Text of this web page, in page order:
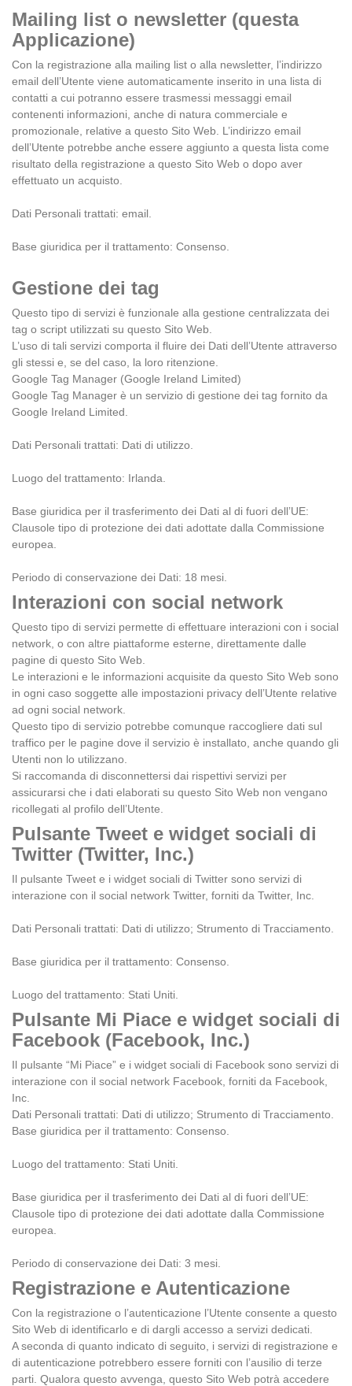
Mailing list o newsletter (questa
Applicazione)
Con la registrazione alla mailing list o alla newsletter, l’indirizzo
email dell’Utente viene automaticamente inserito in una lista di
contatti a cui potranno essere trasmessi messaggi email
contenenti informazioni, anche di natura commerciale e
promozionale, relative a questo Sito Web. L’indirizzo email
dell’Utente potrebbe anche essere aggiunto a questa lista come
risultato della registrazione a questo Sito Web o dopo aver
effettuato un acquisto.
Dati Personali trattati: email.
Base giuridica per il trattamento: Consenso.
Gestione dei tag
Questo tipo di servizi è funzionale alla gestione centralizzata dei
tag o script utilizzati su questo Sito Web.
L’uso di tali servizi comporta il fluire dei Dati dell’Utente attraverso
gli stessi e, se del caso, la loro ritenzione.
Google Tag Manager (Google Ireland Limited)
Google Tag Manager è un servizio di gestione dei tag fornito da
Google Ireland Limited.
Dati Personali trattati: Dati di utilizzo.
Luogo del trattamento: Irlanda.
Base giuridica per il trasferimento dei Dati al di fuori dell’UE:
Clausole tipo di protezione dei dati adottate dalla Commissione
europea.
Periodo di conservazione dei Dati: 18 mesi.
Interazioni con social network
Questo tipo di servizi permette di effettuare interazioni con i social
network, o con altre piattaforme esterne, direttamente dalle
pagine di questo Sito Web.
Le interazioni e le informazioni acquisite da questo Sito Web sono
in ogni caso soggette alle impostazioni privacy dell’Utente relative
ad ogni social network.
Questo tipo di servizio potrebbe comunque raccogliere dati sul
traffico per le pagine dove il servizio è installato, anche quando gli
Utenti non lo utilizzano.
Si raccomanda di disconnettersi dai rispettivi servizi per
assicurarsi che i dati elaborati su questo Sito Web non vengano
ricollegati al profilo dell’Utente.
Pulsante Tweet e widget sociali di
Twitter (Twitter, Inc.)
Il pulsante Tweet e i widget sociali di Twitter sono servizi di
interazione con il social network Twitter, forniti da Twitter, Inc.
Dati Personali trattati: Dati di utilizzo; Strumento di Tracciamento.
Base giuridica per il trattamento: Consenso.
Luogo del trattamento: Stati Uniti.
Pulsante Mi Piace e widget sociali di
Facebook (Facebook, Inc.)
Il pulsante “Mi Piace” e i widget sociali di Facebook sono servizi di
interazione con il social network Facebook, forniti da Facebook,
Inc.
Dati Personali trattati: Dati di utilizzo; Strumento di Tracciamento.
Base giuridica per il trattamento: Consenso.
Luogo del trattamento: Stati Uniti.
Base giuridica per il trasferimento dei Dati al di fuori dell’UE:
Clausole tipo di protezione dei dati adottate dalla Commissione
europea.
Periodo di conservazione dei Dati: 3 mesi.
Registrazione e Autenticazione
Con la registrazione o l’autenticazione l’Utente consente a questo
Sito Web di identificarlo e di dargli accesso a servizi dedicati.
A seconda di quanto indicato di seguito, i servizi di registrazione e
di autenticazione potrebbero essere forniti con l’ausilio di terze
parti. Qualora questo avvenga, questo Sito Web potrà accedere